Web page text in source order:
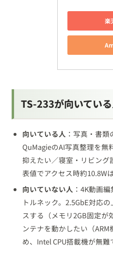
楽
TS-233が向いてい
向いている人 ：写真・書
QuMagieのAI写真整理を無
抑えたい／寝室・リビン
表値でアクセス時約10.8W
向いていない人 ：4K動画
トルネック。2.5GbE対応
スする（メモリ2GB固定
ンテナを動かしたい（
め、Intel CPU搭載機が無難